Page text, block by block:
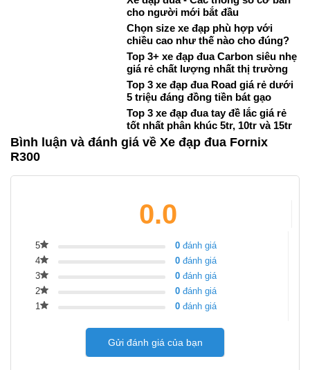
cho người mới bắt đầu
Chọn size xe đạp phù hợp với
chiều cao như thế nào cho đúng?
Top 3+ xe đạp đua Carbon siêu nhẹ
giá rẻ chất lượng nhất thị trường
Top 3 xe đạp đua Road giá rẻ dưới
5 triệu đáng đồng tiền bát gạo
Top 3 xe đạp đua tay đề lắc giá rẻ
tốt nhất phân khúc 5tr, 10tr và 15tr
Bình luận và đánh giá về Xe đạp đua Fornix
R300
0.0
5 0 đánh giá
4
0 đánh giá
3
0 đánh giá
2
0 đánh giá
1
0 đánh giá
Gửi đánh giá của bạn